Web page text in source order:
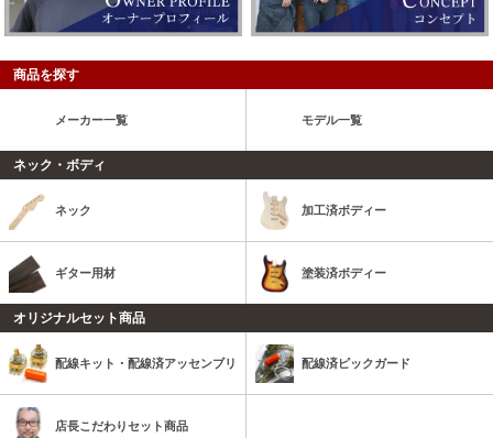
商品を探す
メーカー一覧 モデル一覧
ネック・ボディ
ネック 加工済ボディー
ギター用材 塗装済ボディー
オリジナルセット商品
配線キット・配線済アッセンブリ 配線済ピックガード
店長こだわりセット商品